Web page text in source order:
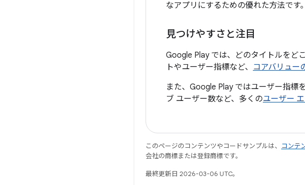
なアプリにするための優れた方法です。
見つけやすさと注目
Google Play では、どのタイトルをど
トやユーザー指標など、 コアバリュー
また、Google Play ではユーザー指標
ブ ユーザー数など、多くのユーザー
このページのコンテンツやコードサンプルは、 コンテ
会社の商標または登録商標です。
最終更新日 2026-03-06 UTC。